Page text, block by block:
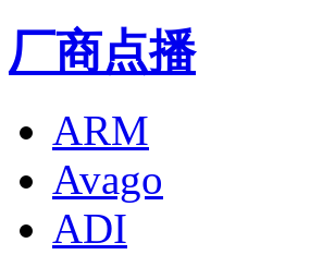
厂商点播
ARM
Avago
ADI